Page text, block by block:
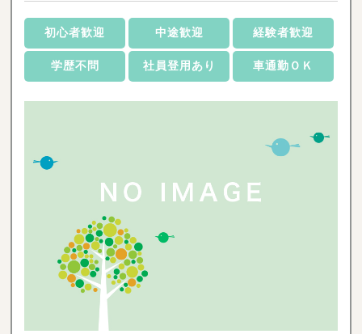
初心者歓迎 中途歓迎 経験者歓迎
学歴不問 社員登用あり 車通勤ＯＫ